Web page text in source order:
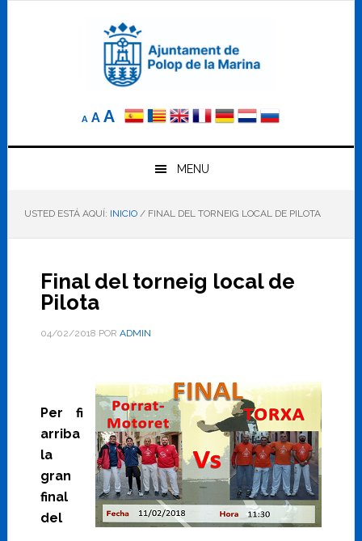
A
Reducir
elA Tamaño
AAumentar
el
tamaño
letra
MENU
USTED ESTÁ AQUÍ: INICIO /FINAL DEL TORNEIG LOCAL DE PILOTA
Final del torneig local de
Pilota
04/02/2018 POR ADMIN
Per fi
arriba
la
gran
final
del